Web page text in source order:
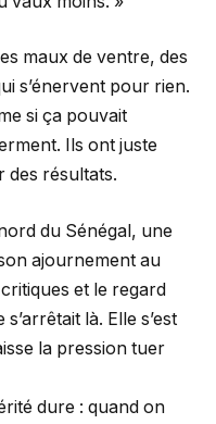
maux de ventre, des
s’énervent pour rien.
si ça pouvait
Ils ont juste
des résultats.
du Sénégal, une
ajournement au
et le regard
là. Elle s’est
la pression tuer
dure : quand on